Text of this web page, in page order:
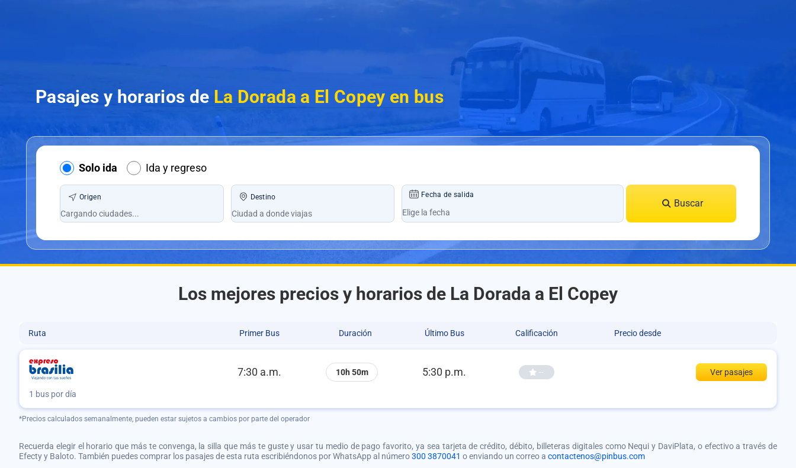
Pasajes y horarios de La Dorada a El Copey en bus
Solo ida Ida y regreso
Origen Destino Fecha de salida
Buscar
Los mejores precios y horarios de La Dorada a El Copey
Ruta Primer Bus Duración Último Bus Calificación Precio desde
7:30 a.m. 10h 50m 5:30 p.m. -- Ver pasajes
1 bus por día
*Precios calculados semanalmente, pueden estar sujetos a cambios por parte del operador
Recuerda elegir el horario que más te convenga, la silla que más te guste y usar tu medio de pago favorito, ya sea tarjeta de crédito, débito, billeteras digitales como Nequi y DaviPlata, o efectivo a través de
Efecty y Baloto. También puedes comprar los pasajes de esta ruta escribiéndonos por WhatsApp al número300 3870041 o enviando un correo a contactenos@pinbus.com